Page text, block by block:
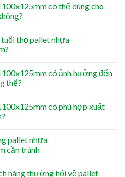
có thể dùng cho
tuổi thọ pallet nhựa
có ảnh hưởng đến
thể?
có phù hợp xuất
pallet nhựa
cần tránh
hàng thường hỏi về pallet